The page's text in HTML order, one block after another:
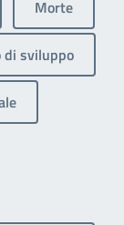
Morte
di sviluppo